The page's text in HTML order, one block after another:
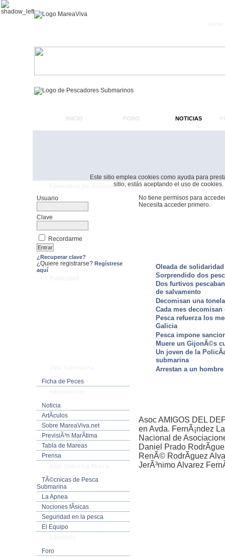
Este sitio emplea cookies como ayuda para
sitio, estás aceptando el uso de cookies.
INICIO FORO NOTICIAS
Usuario
Clave
Recordarme
¿Recuperar clave?
¿Quiere registrarse? Regístrese
aquí
Ficha de Peces
Noticia
ArtÃ­culos
Sobre MareaViva.net
PrevisiÃ³n MarÃ­tima
Tabla de Mareas
Prensa
TÃ©cnicas de Pesca
Submarina
La Apnea
Nociones fÃ­sicas
Seguridad en la pesca
El Equipo
Foro
No tiene permisos para
Necesita acceder primero.
Oleada de solidaridad
Sorprendido dos
Dos furtivos
de salvamento
Decomisan una
Cada mes
Pesca refuerza los
Galicia
Pesca impone
Muere un GijonÃ©s
Un joven de la
submarina
Arrestan a un
Asoc AMIGOS DEL
en Avda. FernÃ¡ndez
Nacional de
Daniel Prado
RenÃ© RodrÃ­guez
JerÃ³nimo Alvarez